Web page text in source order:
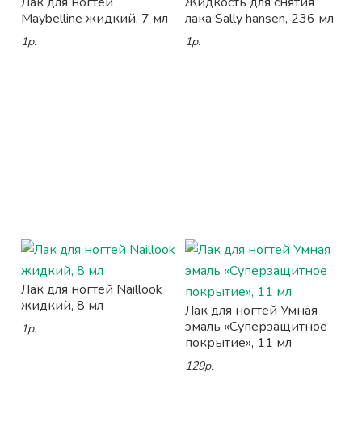
Maybelline жидкий, 7 мл
1р.
лака Sally hansen, 236 мл
1р.
Лак для ногтей Naillook
жидкий, 8 мл
1р.
Лак для ногтей Умная
эмаль «Суперзащитное
покрытие», 11 мл
129р.